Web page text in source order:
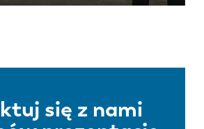
się z nami